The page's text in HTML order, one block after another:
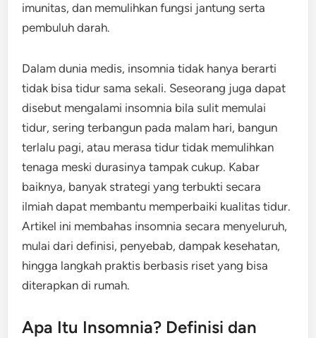
imunitas, dan memulihkan fungsi jantung serta
pembuluh darah.
Dalam dunia medis, insomnia tidak hanya berarti
tidak bisa tidur sama sekali. Seseorang juga dapat
disebut mengalami insomnia bila sulit memulai
tidur, sering terbangun pada malam hari, bangun
terlalu pagi, atau merasa tidur tidak memulihkan
tenaga meski durasinya tampak cukup. Kabar
baiknya, banyak strategi yang terbukti secara
ilmiah dapat membantu memperbaiki kualitas tidur.
Artikel ini membahas insomnia secara menyeluruh,
mulai dari definisi, penyebab, dampak kesehatan,
hingga langkah praktis berbasis riset yang bisa
diterapkan di rumah.
Apa Itu Insomnia? Definisi dan